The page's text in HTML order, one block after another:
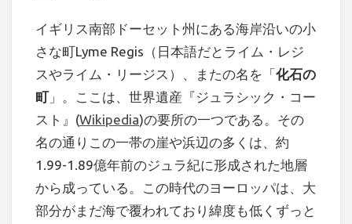
イギリス南部ドーセット州にある海岸沿いの小
さな町Lyme Regis（日本語だとライム・レジ
スやライム・リージス）、またの名を「化石の
町」。ここは、世界遺産『ジュラシック・コー
スト』(Wikipedia)の要所の一つである。その
名の通りこの一帯の崖や浜辺の多くは、約
1.99-1.89億年前のジュラ紀に形成された地層
から成っている。この時代のヨーロッパは、大
部分がまだ海で覆われており緯度も低くずっと